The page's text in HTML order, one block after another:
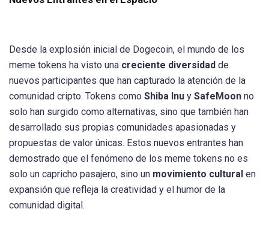
Desde la explosión inicial de Dogecoin, el mundo de los
meme tokens ha visto una creciente diversidad de
nuevos participantes que han capturado la atención de la
comunidad cripto. Tokens como Shiba Inu y SafeMoon no
solo han surgido como alternativas, sino que también han
desarrollado sus propias comunidades apasionadas y
propuestas de valor únicas. Estos nuevos entrantes han
demostrado que el fenómeno de los meme tokens no es
solo un capricho pasajero, sino un movimiento cultural en
expansión que refleja la creatividad y el humor de la
comunidad digital.